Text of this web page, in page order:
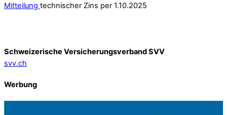
Mitteilung technischer Zins per 1.10.2025
Schweizerische Versicherungsverband SVV
svv.ch
Werbung